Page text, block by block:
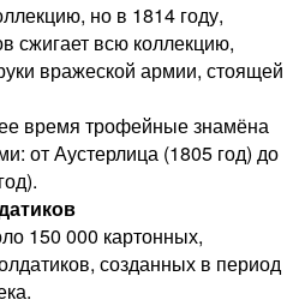
но в 1814 году,
сжигает всю коллекцию,
вражеской армии, стоящей
время трофейные знамёна
от Аустерлица (1805 год) до
150 000 картонных,
созданных в период